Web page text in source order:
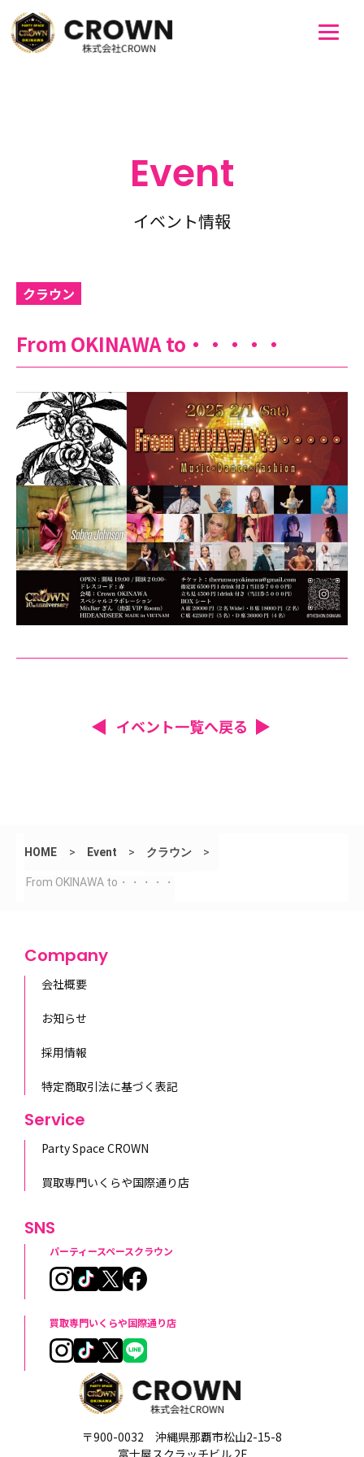
Event
イベント情報
クラウン
From OKINAWA to・・・・・
イベント一覧へ戻る
HOME > Event > クラウン >
From OKINAWA to・・・・・
〒900-0032 沖縄県那覇市松山2-15-8
Company
会社概要
お知らせ
採用情報
特定商取引法に基づく表記
Service
Party Space CROWN
買取専門いくらや国際通り店
SNS
パーティースペースクラウン
買取専門いくらや国際通り店